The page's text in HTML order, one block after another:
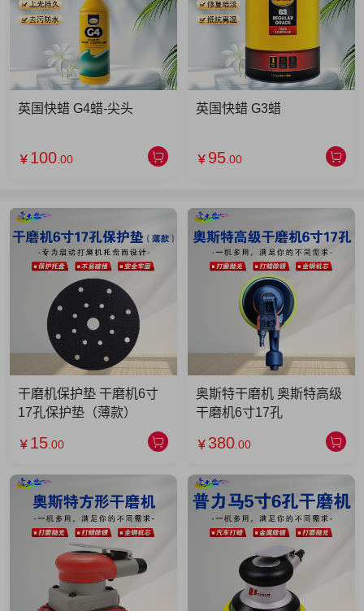
英国快蜡 G4蜡-尖头
￥ 100 .00
英国快蜡 G3蜡
￥ 95 .00
干磨机保护垫 干磨机6寸
17孔保护垫（薄款）
￥ 15 .00
奥斯特干磨机 奥斯特高级
干磨机6寸17孔
￥ 380 .00